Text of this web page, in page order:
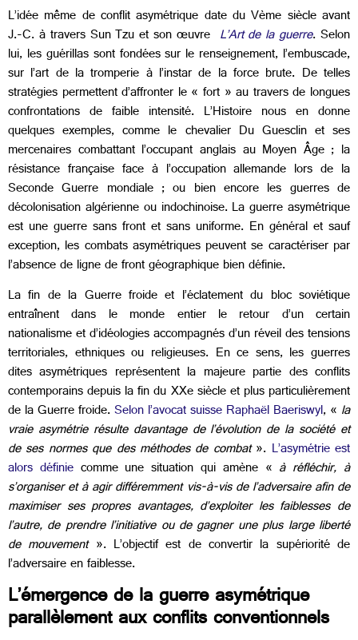
L’idée même de conflit asymétrique date du Vème siècle avant
J.-C. à travers Sun Tzu et son œuvre L’Art de la guerre. Selon
lui, les guérillas sont fondées sur le renseignement, l’embuscade,
sur l’art de la tromperie à l’instar de la force brute. De telles
stratégies permettent d’affronter le « fort » au travers de longues
confrontations de faible intensité. L’Histoire nous en donne
quelques exemples, comme le chevalier Du Guesclin et ses
mercenaires combattant l’occupant anglais au Moyen Âge ; la
résistance française face à l’occupation allemande lors de la
Seconde Guerre mondiale ; ou bien encore les guerres de
décolonisation algérienne ou indochinoise. La guerre asymétrique
est une guerre sans front et sans uniforme. En général et sauf
exception, les combats asymétriques peuvent se caractériser par
l’absence de ligne de front géographique bien définie.
La fin de la Guerre froide et l’éclatement du bloc soviétique
entraînent dans le monde entier le retour d’un certain
nationalisme et d’idéologies accompagnés d’un réveil des tensions
territoriales, ethniques ou religieuses. En ce sens, les guerres
dites asymétriques représentent la majeure partie des conflits
contemporains depuis la fin du XXe siècle et plus particulièrement
de la Guerre froide.Selon l’avocat suisse Raphaël Baeriswyl, « la
vraie asymétrie résulte davantage de l’évolution de la société et
de ses normes que des méthodes de combat». L’asymétrie est
alors définiecomme une situation qui amène « à réfléchir, à
s’organiser et à agir différemment vis-à-vis de l’adversaire afin de
maximiser ses propres avantages, d’exploiter les faiblesses de
l’autre, de prendre l’initiative ou de gagner une plus large liberté
de mouvement ». L’objectif est de convertir la supériorité de
l’adversaire en faiblesse.
L’émergence de la guerre asymétrique
parallèlement aux conflits conventionnels